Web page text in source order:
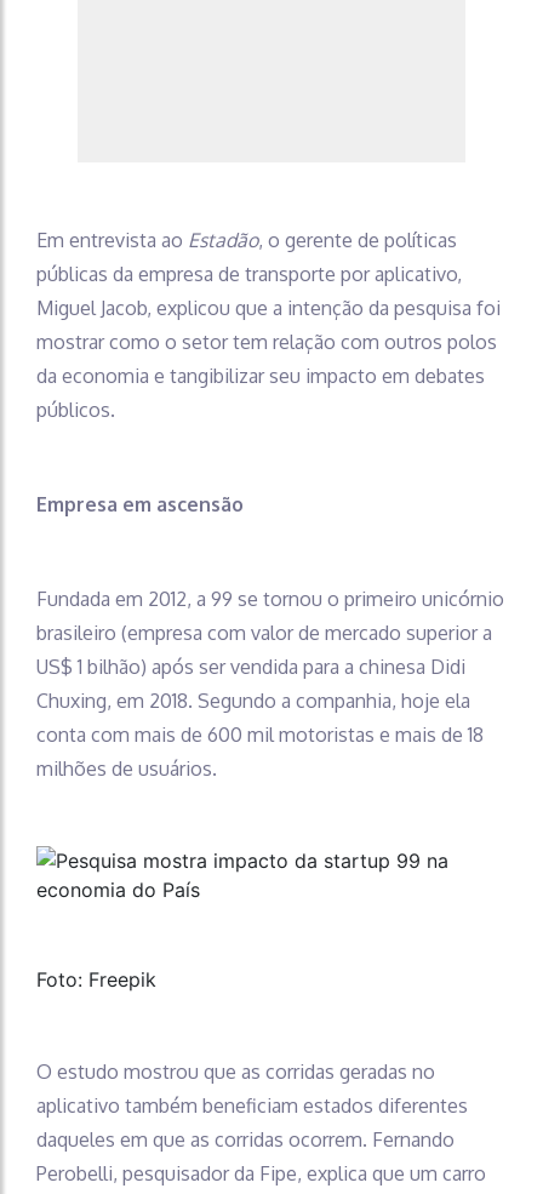
Em entrevista ao Estadão, o gerente de políticas
públicas da empresa de transporte por aplicativo,
Miguel Jacob, explicou que a intenção da pesquisa foi
mostrar como o setor tem relação com outros polos
da economia e tangibilizar seu impacto em debates
públicos.
Empresa em ascensão
Fundada em 2012, a 99 se tornou o primeiro unicórnio
brasileiro (empresa com valor de mercado superior a
US$ 1 bilhão) após ser vendida para a chinesa Didi
Chuxing, em 2018. Segundo a companhia, hoje ela
conta com mais de 600 mil motoristas e mais de 18
milhões de usuários.
Foto: Freepik
O estudo mostrou que as corridas geradas no
aplicativo também beneficiam estados diferentes
daqueles em que as corridas ocorrem. Fernando
Perobelli, pesquisador da Fipe, explica que um carro